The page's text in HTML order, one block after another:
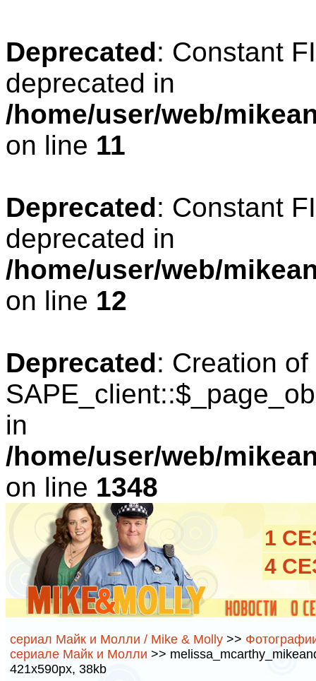
Deprecated: Constant
deprecated in
/home/user/web/
on line 11
Deprecated: Constant
deprecated in
/home/user/web/
on line 12
Deprecated: Creation
in
/home/user/web/
on line 1348
1
4
сериал Майк и Молли / Mike & Molly >>
сериале Майк и Молли >>
421x590px, 38kb